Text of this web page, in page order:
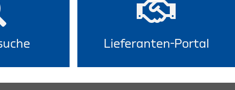
Lieferanten-Portal